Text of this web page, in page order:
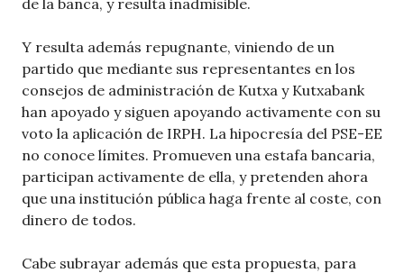
Y resulta además repugnante, viniendo de un
partido que mediante sus representantes en los
consejos de administración de Kutxa y Kutxabank
han apoyado y siguen apoyando activamente con su
voto la aplicación de IRPH. La hipocresía del PSE-EE
no conoce límites. Promueven una estafa bancaria,
participan activamente de ella, y pretenden ahora
que una institución pública haga frente al coste, con
dinero de todos.
Cabe subrayar además que esta propuesta, para